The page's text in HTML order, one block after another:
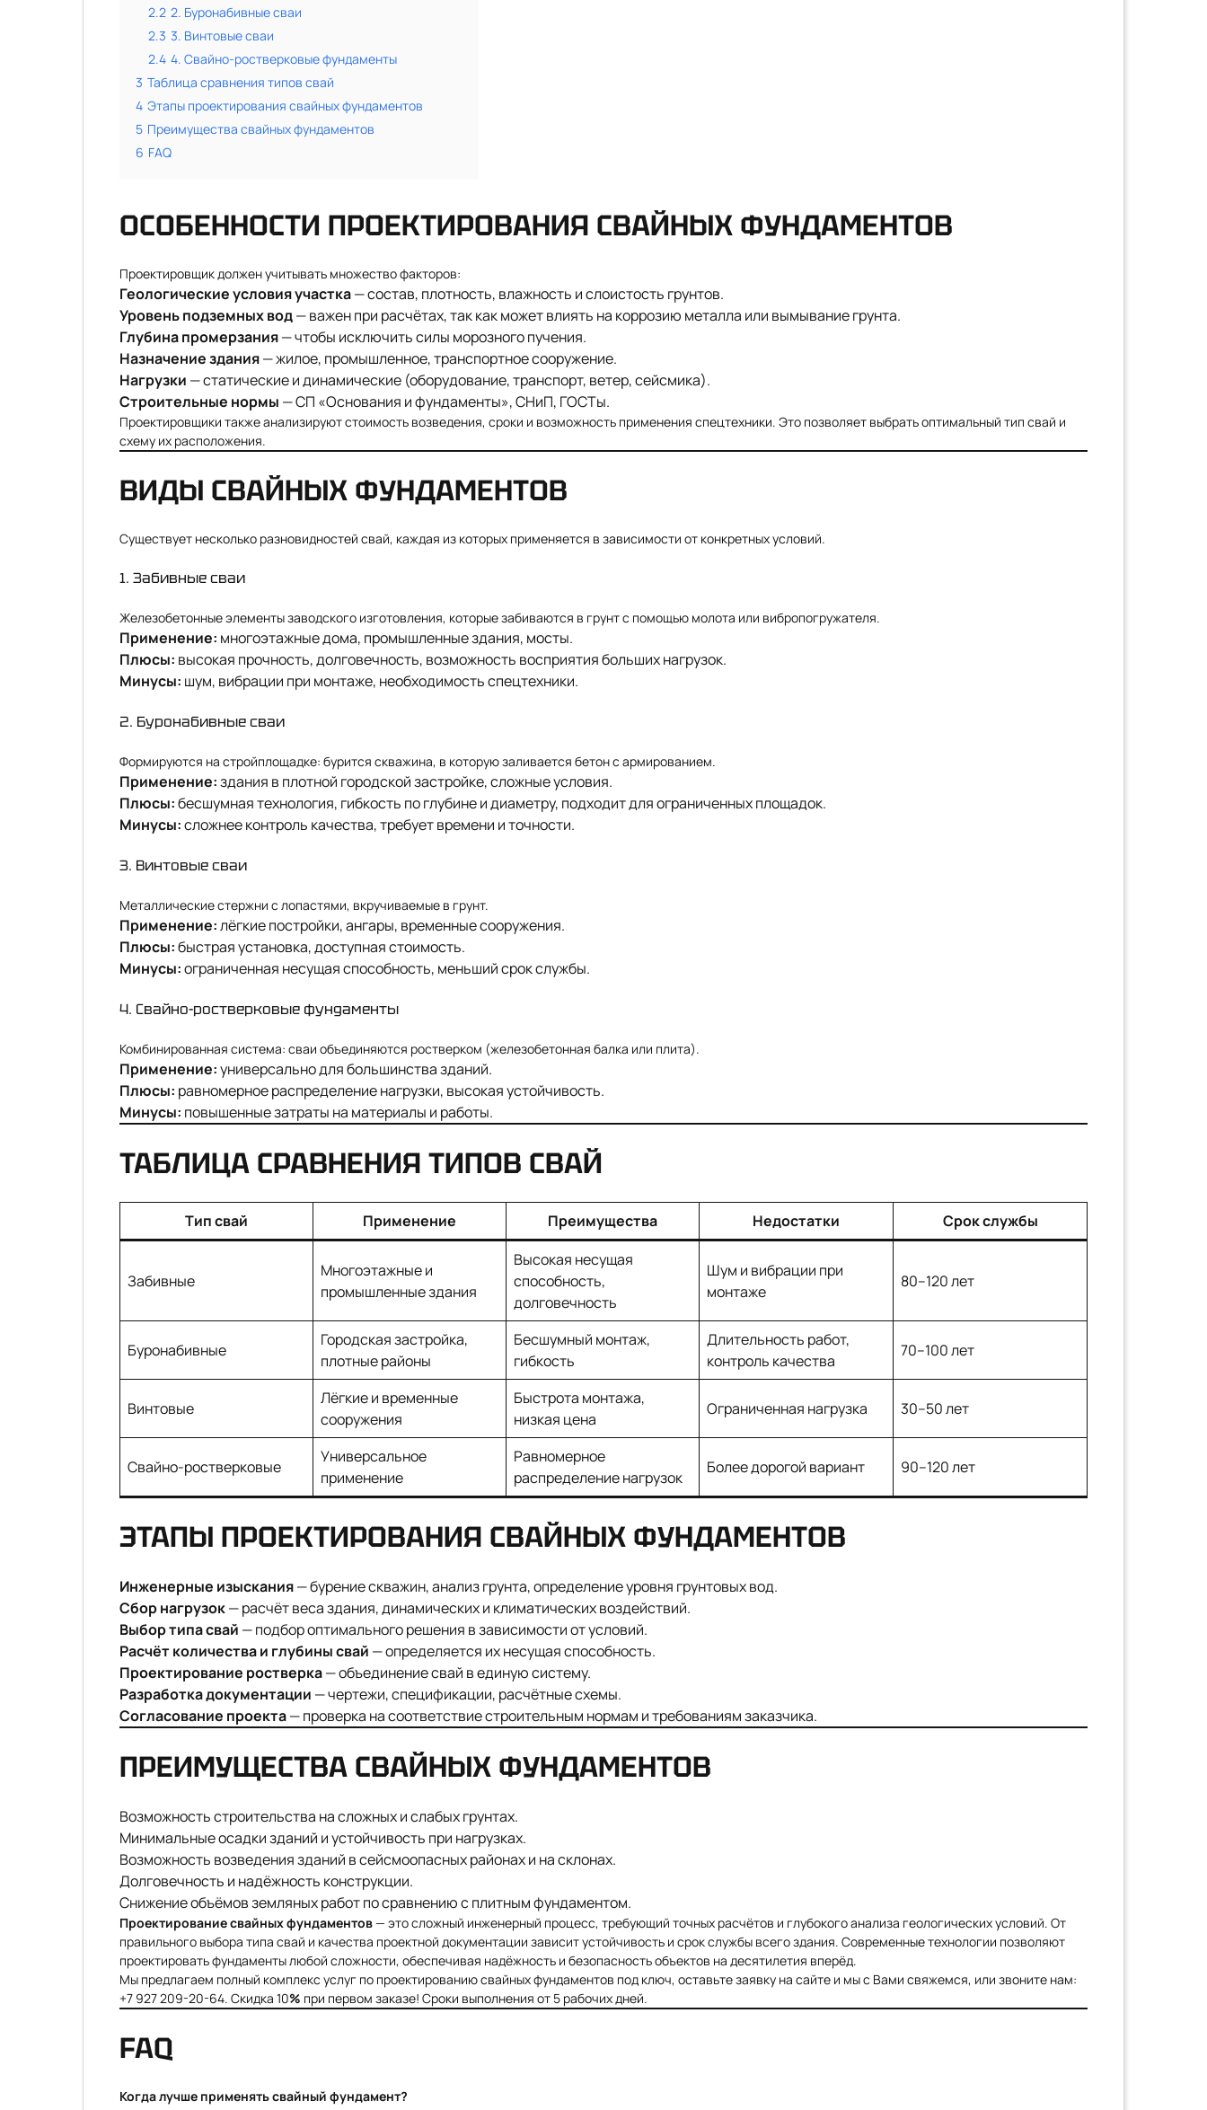
2.2 2. Буронабивные сваи
2.3 3. Винтовые сваи
2.4 4. Свайно-ростверковые фундаменты
3 Таблица сравнения типов свай
4 Этапы проектирования свайных фундаментов
5 Преимущества свайных фундаментов
6 FAQ
ОСОБЕННОСТИ ПРОЕКТИРОВАНИЯ СВАЙНЫХ ФУНДАМЕНТОВ
Проектировщик должен учитывать множество факторов:
Геологические условия участка— состав, плотность, влажность и слоистость грунтов.
Уровень подземных вод— важен при расчётах, так как может влиять на коррозию металла или вымывание грунта.
Глубина промерзания— чтобы исключить силы морозного пучения.
Назначение здания— жилое, промышленное, транспортное сооружение.
Нагрузки — статические и динамические (оборудование, транспорт, ветер, сейсмика).
Строительные нормы — СП «Основания и фундаменты», СНиП, ГОСТы.
Проектировщики также анализируют стоимость возведения, сроки и возможность применения спецтехники. Это позволяет выбрать оптимальный тип свай и
схему их расположения.
ВИДЫ СВАЙНЫХ ФУНДАМЕНТОВ
Существует несколько разновидностей свай, каждая из которых применяется в зависимости от конкретных условий.
1. Забивные сваи
Железобетонные элементы заводского изготовления, которые забиваются в грунт с помощью молота или вибропогружателя.
Применение: многоэтажные дома, промышленные здания, мосты.
Плюсы: высокая прочность, долговечность, возможность восприятия больших нагрузок.
Минусы: шум, вибрации при монтаже, необходимость спецтехники.
2. Буронабивные сваи
Формируются на стройплощадке: бурится скважина, в которую заливается бетон с армированием.
Применение:здания в плотной городской застройке, сложные условия.
Плюсы:бесшумная технология, гибкость по глубине и диаметру, подходит для ограниченных площадок.
Минусы:сложнее контроль качества, требует времени и точности.
3. Винтовые сваи
Металлические стержни с лопастями, вкручиваемые в грунт.
Применение:лёгкие постройки, ангары, временные сооружения.
Плюсы:быстрая установка, доступная стоимость.
Минусы:ограниченная несущая способность, меньший срок службы.
4. Свайно-ростверковые фундаменты
Комбинированная система: сваи объединяются ростверком (железобетонная балка или плита).
Применение:универсально для большинства зданий.
Плюсы: равномерное распределение нагрузки, высокая устойчивость.
Минусы: повышенные затраты на материалы и работы.
ТАБЛИЦА СРАВНЕНИЯ ТИПОВ СВАЙ
Тип свай Применение Преимущества Недостатки Срок службы
Забивные
Многоэтажные и
промышленные здания
Высокая несущая
способность,
долговечность
Шум и вибрации при
монтаже
80–120 лет
Буронабивные
Городская застройка,
плотные районы
Бесшумный монтаж,
гибкость
Длительность работ,
контроль качества
70–100 лет
Винтовые
Лёгкие и временные
сооружения
Быстрота монтажа,
низкая цена
Ограниченная нагрузка 30–50 лет
Свайно-ростверковые
Универсальное
применение
Равномерное
распределение нагрузок
Более дорогой вариант 90–120 лет
ЭТАПЫ ПРОЕКТИРОВАНИЯ СВАЙНЫХ ФУНДАМЕНТОВ
Инженерные изыскания— бурение скважин, анализ грунта, определение уровня грунтовых вод.
Сбор нагрузок— расчёт веса здания, динамических и климатических воздействий.
Выбор типа свай — подбор оптимального решения в зависимости от условий.
Расчёт количества и глубины свай — определяется их несущая способность.
Проектирование ростверка— объединение свай в единую систему.
Разработка документации — чертежи, спецификации, расчётные схемы.
Согласование проекта— проверка на соответствие строительным нормам и требованиям заказчика.
ПРЕИМУЩЕСТВА СВАЙНЫХ ФУНДАМЕНТОВ
Возможность строительства на сложных и слабых грунтах.
Минимальные осадки зданий и устойчивость при нагрузках.
Возможность возведения зданий в сейсмоопасных районах и на склонах.
Долговечность и надёжность конструкции.
Снижение объёмов земляных работ по сравнению с плитным фундаментом.
Проектирование свайных фундаментов— это сложный инженерный процесс, требующий точных расчётов и глубокого анализа геологических условий. От
правильного выбора типа свай и качества проектной документации зависит устойчивость и срок службы всего здания. Современные технологии позволяют
проектировать фундаменты любой сложности, обеспечивая надёжность и безопасность объектов на десятилетия вперёд.
Мы предлагаем полный комплекс услуг по проектированию свайных фундаментов под ключ, оставьте заявку на сайте и мы с Вами свяжемся, или звоните нам:
+7 927 209-20-64. Скидка 10% при первом заказе! Сроки выполнения от 5 рабочих дней.
FAQ
Когда лучше применять свайный фундамент?